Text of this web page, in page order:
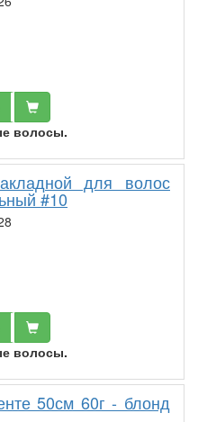
волосы.
для волос
#10
волосы.
50см 60г - блонд